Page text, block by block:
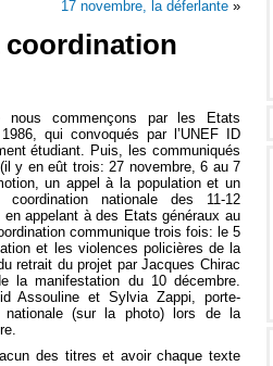
17 novembre, la déferlante »
coordination
nous commençons par les Etats
qui convoqués par l’UNEF ID
étudiant. Puis, les communiqués
y en eût trois: 27 novembre, 6 au 7
un appel à la population et un
nationale des 11-12
en appelant à des Etats généraux au
communique trois fois: le 5
et les violences policières de la
retrait du projet par Jacques Chirac
la manifestation du 10 décembre.
Assouline et Sylvia Zappi, porte-
nationale (sur la photo) lors de la
des titres et avoir chaque texte